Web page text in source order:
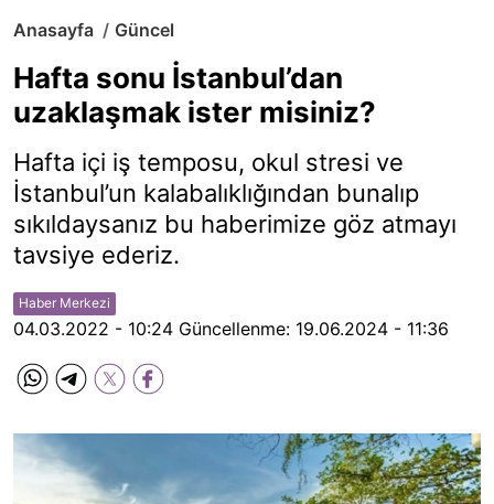
Anasayfa Güncel
Hafta sonu İstanbul’dan
uzaklaşmak ister misiniz?
Hafta içi iş temposu, okul stresi ve
İstanbul’un kalabalıklığından bunalıp
sıkıldaysanız bu haberimize göz atmayı
tavsiye ederiz.
Haber Merkezi
04.03.2022 - 10:24 Güncellenme: 19.06.2024 - 11:36